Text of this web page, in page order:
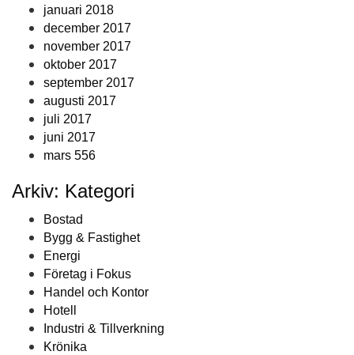
januari 2018
december 2017
november 2017
oktober 2017
september 2017
augusti 2017
juli 2017
juni 2017
mars 556
Arkiv: Kategori
Bostad
Bygg & Fastighet
Energi
Företag i Fokus
Handel och Kontor
Hotell
Industri & Tillverkning
Krönika